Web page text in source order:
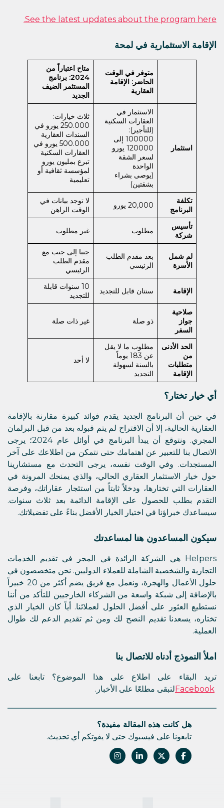
See the latest updates about the program here.
الإقامة الاستثمارية في لمحة
متوفر في الوقت
الحاضر: الإقامة
العقارية
متاح اعتباراً من
2024: برنامج
المستثمر الضيف
الجديد
استثمار
الاستثمار في
العقارات السكنية
(للتأجير):
100000 إلى
120000 يورو
لسعر الشقة
الواحدة
(يوصى بشراء
بشقتين)
ثلاث خيارات:
250.000 يورو في
السندات العقارية
500.000 يورو في
العقارات السكنية
تبرع بمليون يورو
لمؤسسة ثقافية أو
تعليمية
تكلفة
البرنامج
20,000 يورو
لا توجد بيانات في
الوقت الراهن
تأسيس
شركة
مطلوب غير مطلوب
لم شمل
الأسرة
بعد مقدم الطلب
الرئيسي
جنبا إلى جنب مع
مقدم الطلب
الرئيسي
الإقامة سنتان قابل للتجديد
10 سنوات قابلة
للتجديد
صلاحية
جواز
السفر
ذو صلة غير ذات صلة
الحد الأدنى
من
متطلبات
الإقامة
مطلوب ما لا يقل
عن 183 يوماً
بالسنة لسهولة
التجديد
لا أحد
أي خيار تختار؟
في حين أن البرنامج الجديد يقدم فوائد كبيرة مقارنة بالإقامة
العقارية الحالية، إلا أن الاقتراح لم يتم قبوله بعد من قبل البرلمان
المجري. ونتوقع أن يبدأ البرنامج في أوائل عام 2024؛ يرجى
الاتصال بنا للتعبير عن اهتمامك حتى نتمكن من اطلاعك على آخر
المستجدات. وفي الوقت نفسه، يرجى التحدث مع مستشارينا
حول خيار الاستثمار العقاري الحالي، والذي يمنحك المرونة في
العقارات التي تختارها، ودخلاً ثابتاً من استئجار عقاراتك، وفرصة
التقدم بطلب للحصول على الإقامة الدائمة بعد ثلاث سنوات.
سيساعدك خبراؤنا في اختيار الخيار الأفضل بناءً على تفضيلاتك.
سيكون المساعدون هنا لمساعدتك
Helpers هي الشركة الرائدة في المجر في تقديم الخدمات
التجارية والشخصية الشاملة للعملاء الدوليين. نحن متخصصون في
حلول الأعمال والهجرة، ونعمل مع فريق يضم أكثر من 20 خبيراً
بالإضافة إلى شبكة واسعة من الشركاء الخارجيين للتأكد من أننا
نستطيع العثور على أفضل الحلول لعملائنا. أياً كان الخيار الذي
تختاره، يسعدنا تقديم النصح لك ومن ثم تقديم الدعم لك طوال
العملية.
املأ النموذج أدناه للاتصال بنا
تريد البقاء على اطلاع على هذا الموضوع؟ تابعنا على
Facebookلتبقى مطلعًا على الأخبار.
هل كانت هذه المقالة مفيدة؟
تابعونا على فيسبوك حتى لا يفوتكم أي تحديث.